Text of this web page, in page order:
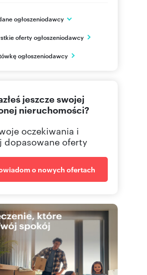
ogłoszeniodawcy
1
Pokaż fax
oferty ogłoszeniodawcy
ogłoszeniodawcy
jeszcze swojej
nieruchomości?
oczekiwania i
dopasowane oferty
o nowych ofertach